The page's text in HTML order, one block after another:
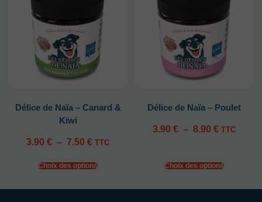
Délice de Naïa – Canard &
Kiwi
3.90 € – 7.50 € TTC
Choix des options
Délice de Naïa – Poulet
3.90 € – 8.90 € TTC
Choix des options